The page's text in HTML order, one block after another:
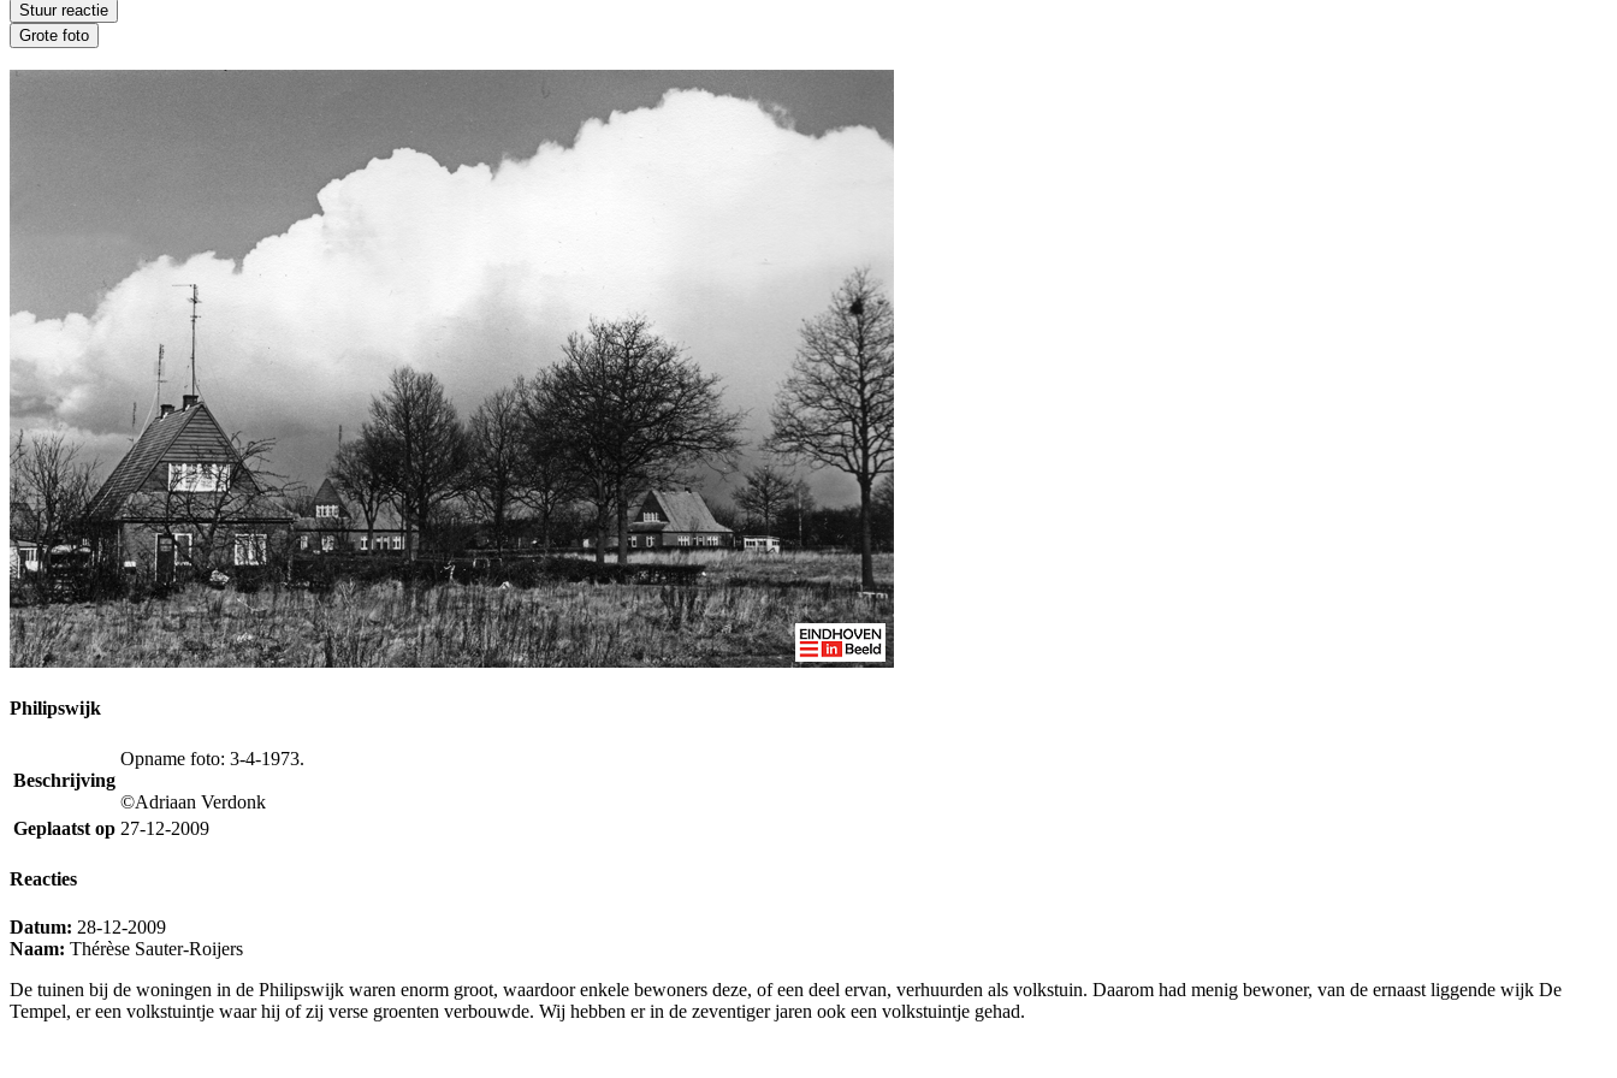
Philipswijk
Beschrijving
Opname foto: 3-4-1973.
©Adriaan Verdonk
Geplaatst op 27-12-2009
Reacties
Datum: 28-12-2009
Naam: Thérèse Sauter-Roijers
De tuinen bij de woningen in de Philipswijk waren enorm groot, waardoor enkele bewoners deze, of een deel ervan, verhuurden als volkstuin. Daarom had menig bewoner, van de ernaast liggende wijk De
Tempel, er een volkstuintje waar hij of zij verse groenten verbouwde. Wij hebben er in de zeventiger jaren ook een volkstuintje gehad.